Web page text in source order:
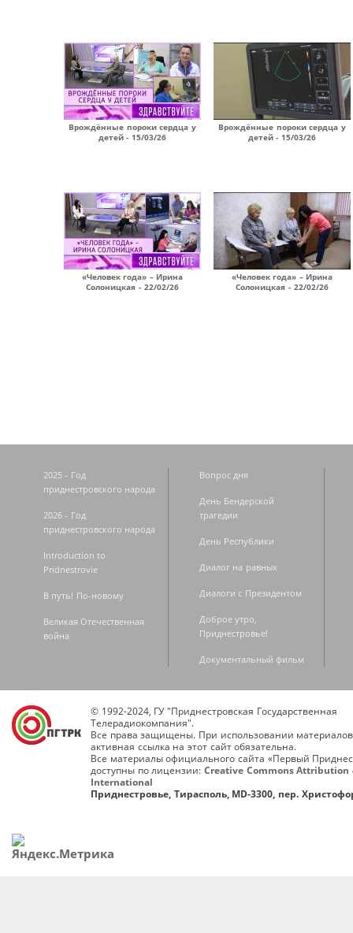
Врождённые пороки сердца у
детей - 15/03/26
Врождённые пороки сердца у
детей - 15/03/26
«Человек года» – Ирина
Солоницкая - 22/02/26
«Человек года» – Ирина
Солоницкая - 22/02/26
2025 - Год
приднестровского народа
2026 - Год
приднестровского народа
Introduction to
Pridnestrovie
В путь! По-новому
Великая Отечественная
война
Вопрос дня
День Бендерской
трагедии
День Республики
Диалог на равных
Диалоги с Президентом
Доброе утро,
Приднестровье!
Документальный фильм
© 1992-2024, ГУ "Приднестровская Государственная
Телерадиокомпания".
Все права защищены. При использовании
активная ссылка на этот сайт обязательна.
Все материалы официального сайта «Первый
доступны по лицензии: Creative Commons Attribution
International
Приднестровье, Тирасполь, MD-3300, пер.